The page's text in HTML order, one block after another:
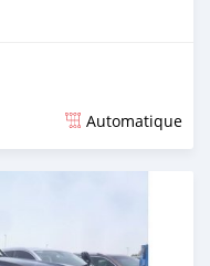
Automatique